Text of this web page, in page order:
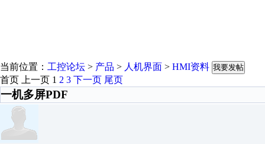
当前位置： 工控论坛 > 产品 > 人机界面 > HMI资料 我要发帖
首页 上一页 1 2 3 下一页 尾页
一机多屏PDF